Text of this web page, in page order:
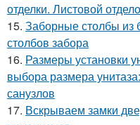
отделки. Листовой
15. Заборные столбы из
столбов забора
16. Размеры установки
выбора размера
санузлов
17. Вскрываем замки